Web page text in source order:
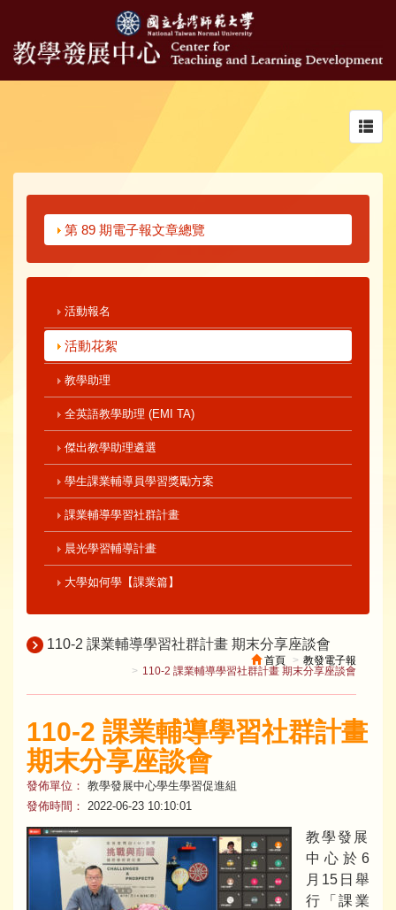
第 89 期電子報文章總覽
活動報名
活動花絮
教學助理
全英語教學助理 (EMI TA)
傑出教學助理遴選
學生課業輔導員學習獎勵方案
課業輔導學習社群計畫
晨光學習輔導計畫
大學如何學【課業篇】
110-2 課業輔導學習社群計畫 期末分享座談會
首頁
教發電子報
110-2 課業輔導學習社群計畫 期末分享座談會
110-2 課業輔導學習社群計畫
期末分享座談會
發佈單位： 教學發展中心學生學習促進組
發佈時間：
2022-06-23 10:10:01
教學發展
中心於6
月15日舉
行「課業